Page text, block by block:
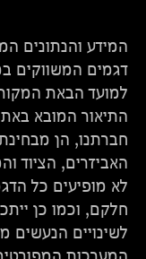
המידע והנתונים
דגמים המשווקים
למועד הבאת המקור
התיאור המובא
חברתנו, הן
האביזרים, הציוד
לא מופיעים כל
חלקם, וכמו כן
לשינויים הנעשים